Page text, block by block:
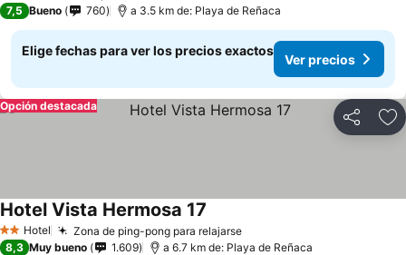
7,5 Bueno 760 a 3.5 km de: Playa de Reñaca
Elige fechas para ver los precios exactos
Ver precios
Compartir
Opción destacada
2 Estrellas
Hotel Zona de ping-pong para relajarse
Hotel Vista Hermosa 17
8,3 Muy bueno 1.609 a 6.7 km de: Playa de Reñaca